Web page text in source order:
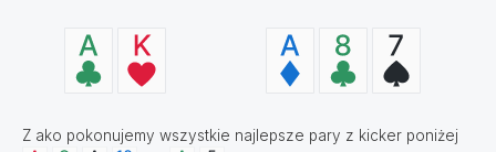
Z ako pokonujemy wszystkie najlepsze pary z kicker poniżej